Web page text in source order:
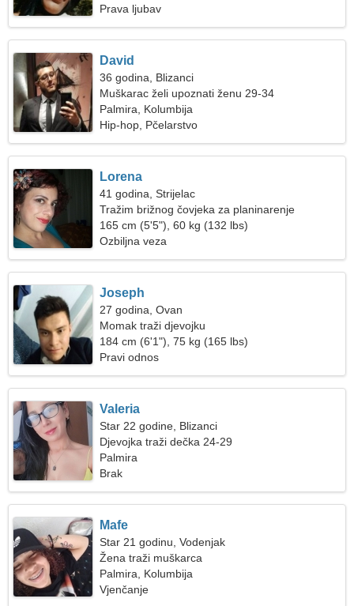
Prava ljubav
David
36 godina, Blizanci
Muškarac želi upoznati ženu 29-34
Palmira, Kolumbija
Hip-hop, Pčelarstvo
Lorena
41 godina, Strijelac
Tražim brižnog čovjeka za planinarenje
165 cm (5'5"), 60 kg (132 lbs)
Ozbiljna veza
Joseph
27 godina, Ovan
Momak traži djevojku
184 cm (6'1"), 75 kg (165 lbs)
Pravi odnos
Valeria
Star 22 godine, Blizanci
Djevojka traži dečka 24-29
Palmira
Brak
Mafe
Star 21 godinu, Vodenjak
Žena traži muškarca
Palmira, Kolumbija
Vjenčanje